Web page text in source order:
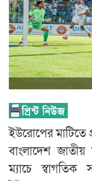
ইউরোপের মাটিতে
বাংলাদেশ
ম্যাচে